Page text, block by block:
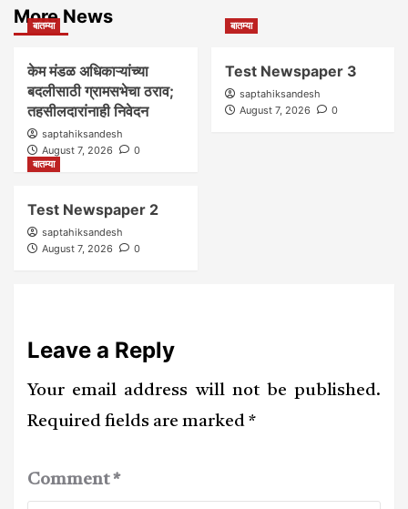
More News
बातम्या
केम मंडळ अधिकाऱ्यांच्या
बदलीसाठी ग्रामसभेचा ठराव;
तहसीलदारांनाही निवेदन
saptahiksandesh
August 7, 2026
0
बातम्या
Test Newspaper 3
saptahiksandesh
August 7, 2026
0
बातम्या
Test Newspaper 2
saptahiksandesh
August 7, 2026
0
Leave a Reply
Your email address will not be published.
Required fields are marked *
Comment*